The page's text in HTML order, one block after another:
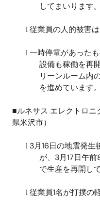
してまいります。
l 従業員の人的被害は
l 一時停電があった
設備も稼働を再
リーンルーム内
を進めています。
■ルネサス エレクトロ
県米沢市）
l 3月16日の地震発生
が、 3月17日午前
で生産を再開し
l 従業員1名が打撲の